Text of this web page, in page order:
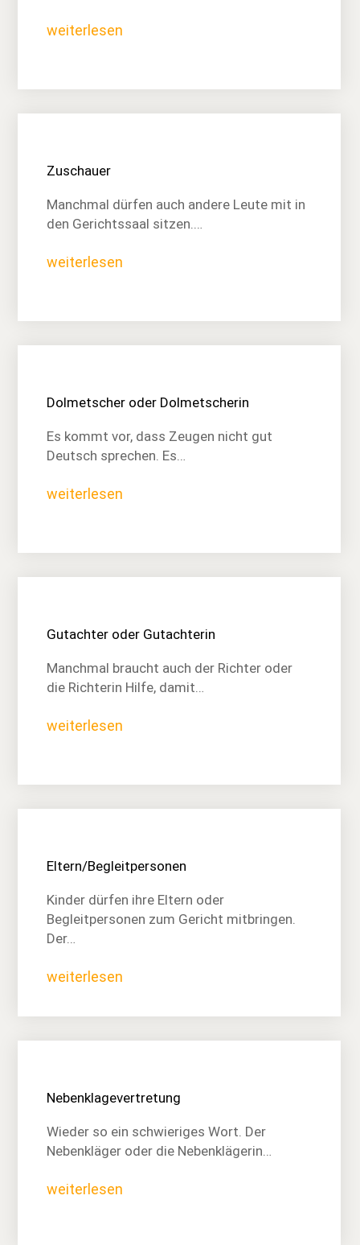
weiterlesen
Zuschauer
Manchmal dürfen auch andere Leute mit in
den Gerichtssaal sitzen.…
weiterlesen
Dolmetscher oder Dolmetscherin
Es kommt vor, dass Zeugen nicht gut
Deutsch sprechen. Es…
weiterlesen
Gutachter oder Gutachterin
Manchmal braucht auch der Richter oder
die Richterin Hilfe, damit…
weiterlesen
Eltern/Begleitpersonen
Kinder dürfen ihre Eltern oder
Begleitpersonen zum Gericht mitbringen.
Der…
weiterlesen
Nebenklagevertretung
Wieder so ein schwieriges Wort. Der
Nebenkläger oder die Nebenklägerin…
weiterlesen